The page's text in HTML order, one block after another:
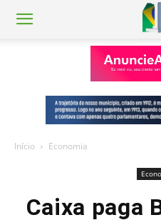
Início Economia
Caixa paga